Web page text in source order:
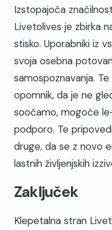
Izstopajoča
Livetolives je zbirka
stisko. Uporabniki iz
svoja osebna
samospoznavanja.
opomnik, da je ne
soočamo, mogoče
podporo. Te
druge, da se z novo
lastnih življenjskih
Zaključek
Klepetalna stran